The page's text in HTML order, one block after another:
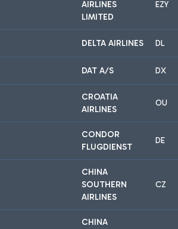
AIRLINES
LIMITED
EZY
DELTA AIRLINES DL
DAT A/S DX
CROATIA
AIRLINES
OU
CONDOR
FLUGDIENST
DE
CHINA
SOUTHERN
AIRLINES
CZ
CHINA